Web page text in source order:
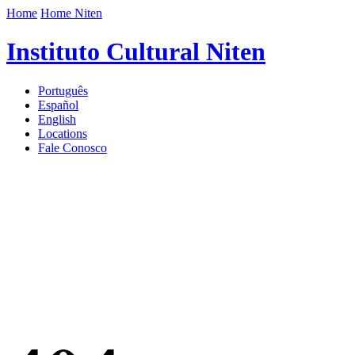
Home Home Niten
Instituto Cultural Niten
Português
Español
English
Locations
Fale Conosco